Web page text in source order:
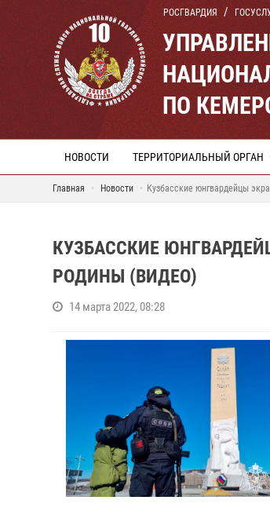
РОСГВАРДИЯ
ПО
НОВОСТИ ТЕРРИТОРИАЛЬНЫЙ ОРГАН
Главная Новости Кузбасские юнгвардейцы
КУЗБАССКИЕ
РОДИНЫ (ВИДЕО)
14 марта 2022, 08:28